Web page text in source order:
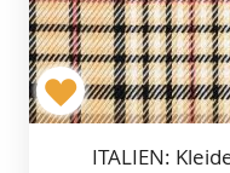
ITALIEN: